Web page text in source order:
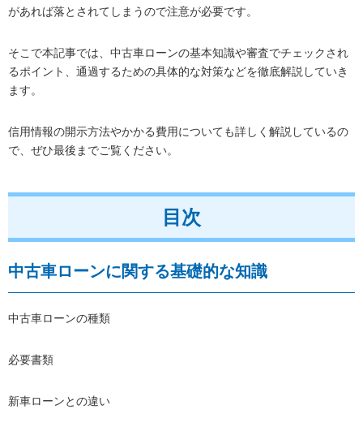
があれば落とされてしまうので注意が必要です。
そこで本記事では、中古車ローンの基本知識や審査でチェックされ
るポイント、通過するための具体的な対策などを徹底解説していき
ます。
信用情報の開示方法やかかる費用についても詳しく解説しているの
で、ぜひ最後までご覧ください。
目次
中古車ローンに関する基礎的な知識
中古車ローンの種類
必要書類
新車ローンとの違い